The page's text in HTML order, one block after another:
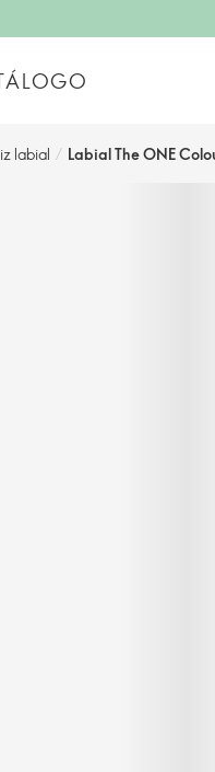
labial / Labial The ONE